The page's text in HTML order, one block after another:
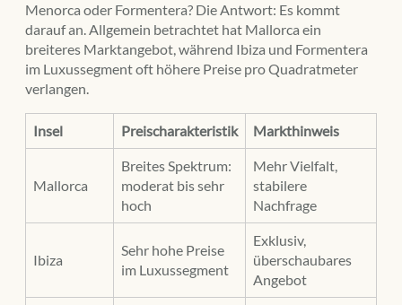
Menorca oder Formentera? Die Antwort: Es kommt
darauf an. Allgemein betrachtet hat Mallorca ein
breiteres Marktangebot, während Ibiza und Formentera
im Luxussegment oft höhere Preise pro Quadratmeter
verlangen.
Insel Preischarakteristik Markthinweis
Mallorca
Breites Spektrum:
moderat bis sehr
hoch
Mehr Vielfalt,
stabilere
Nachfrage
Ibiza
Sehr hohe Preise
im Luxussegment
Exklusiv,
überschaubares
Angebot